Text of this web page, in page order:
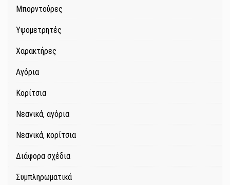
Μπορντούρες
Υψομετρητές
Χαρακτήρες
Αγόρια
Κορίτσια
Νεανικά, αγόρια
Νεανικά, κορίτσια
Διάφορα σχέδια
Συμπληρωματικά